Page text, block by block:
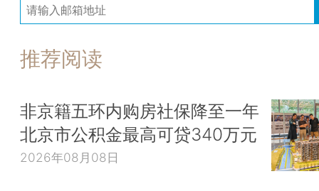
推荐阅读
非京籍五环内购房社保降至一年
北京市公积金最高可贷340万元
2026年08月08日